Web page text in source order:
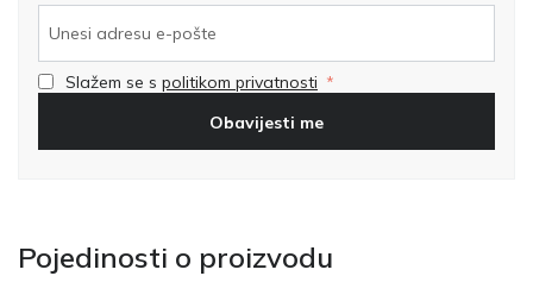
Slažem se s politikom privatnosti
Obavijesti me
Pojedinosti o proizvodu